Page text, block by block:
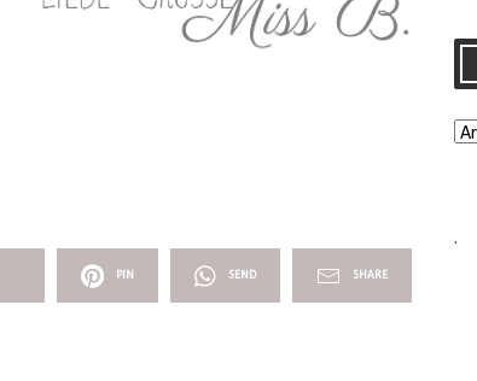
PIN SEND SHARE
.